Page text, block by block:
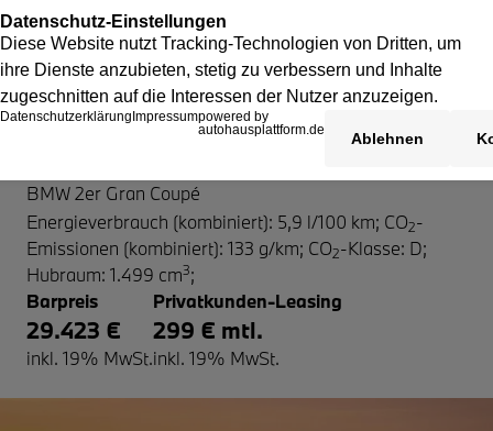
BMW 2er Gran Coupé
Energieverbrauch (kombiniert): 5,9 l/100 km; CO2-
Emissionen (kombiniert): 133 g/km; CO2-Klasse: D;
Hubraum: 1.499 cm3;
Barpreis
29.423 €
inkl. 19% MwSt.
Privatkunden-Leasing
299 € mtl.
inkl. 19% MwSt.